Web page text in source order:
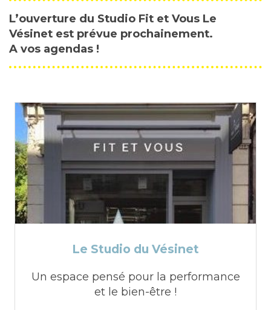
L’ouverture du Studio Fit et Vous Le
Vésinet est prévue prochainement.
A vos agendas !
Le Studio du Vésinet
Un espace pensé pour la performance
et le bien-être !